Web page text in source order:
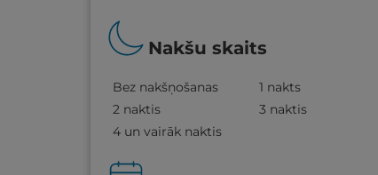
Nakšu skaits
Bez nakšņošanas
1 nakts
2 naktis
3 naktis
4 un vairāk naktis